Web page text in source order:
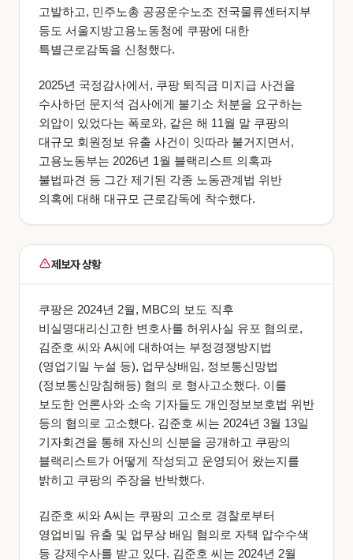
고발하고, 민주노총 공공운수노조 전국물류센터지부
등도 서울지방고용노동청에 쿠팡에 대한
특별근로감독을 신청했다.
2025년 국정감사에서, 쿠팡 퇴직금 미지급 사건을
수사하던 문지석 검사에게 불기소 처분을 요구하는
외압이 있었다는 폭로와, 같은 해 11월 말 쿠팡의
대규모 회원정보 유출 사건이 잇따라 불거지면서,
고용노동부는 2026년 1월 블랙리스트 의혹과
불법파견 등 그간 제기된 각종 노동관계법 위반
의혹에 대해 대규모 근로감독에 착수했다.
제보자 상황
쿠팡은 2024년 2월, MBC의 보도 직후
비실명대리신고한 변호사를 허위사실 유포 혐의로,
김준호 씨와 A씨에 대하여는 부정경쟁방지법
(영업기밀 누설 등), 업무상배임, 정보통신망법
(정보통신망침해등) 혐의 로 형사고소했다. 이를
보도한 언론사와 소속 기자들도 개인정보보호법 위반
등의 혐의로 고소했다. 김준호 씨는 2024년 3월 13일
기자회견을 통해 자신의 신분을 공개하고 쿠팡의
블랙리스트가 어떻게 작성되고 운영되어 왔는지를
밝히고 쿠팡의 주장을 반박했다.
김준호 씨와 A씨는 쿠팡의 고소로 경찰로부터
영업비밀 유출 및 업무상 배임 혐의로 자택 압수수색
등 강제수사를 받고 있다. 김준호 씨는 2024년 2월